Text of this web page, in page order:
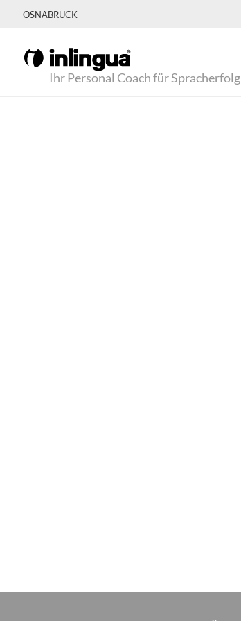
OSNABRÜCK
Ihr Personal Coach für Spracherfolg